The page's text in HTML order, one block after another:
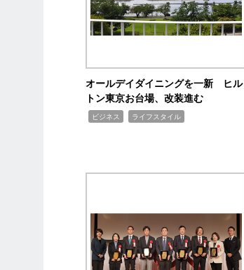
オールデイダイニングを一新 ヒル
トン東京お台場、改装進む
ビジネス ライフスタイル